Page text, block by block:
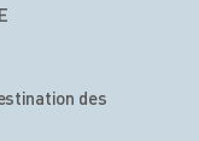
des